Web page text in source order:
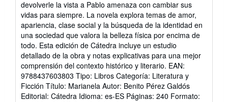
devolverle la vista a Pablo amenaza con cambiar sus
vidas para siempre. La novela explora temas de amor,
apariencia, clase social y la búsqueda de la identidad en
una sociedad que valora la belleza física por encima de
todo. Esta edición de Cátedra incluye un estudio
detallado de la obra y notas explicativas para una mejor
comprensión del contexto histórico y literario. EAN:
9788437603803 Tipo: Libros Categoría: Literatura y
Ficción Título: Marianela Autor: Benito Pérez Galdós
Editorial: Cátedra Idioma: es-ES Páginas: 240 Formato: